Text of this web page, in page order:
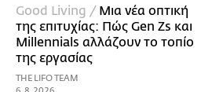
Good Living / Μια νέα οπτική
της επιτυχίας: Πώς Gen Zs και
Millennials αλλάζουν το τοπίο
της εργασίας
THE LIFO TEAM